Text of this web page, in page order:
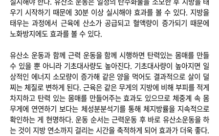
우기 시작하기 때문에 30분 이상 실시해야 효과를 볼 수 있다. 지방을
태우는 과정에서 근육에 산소가 공급되고 혈액량이 증가되기 때문에
노화방지에도 효과를 볼 수 있다.
유산소 운동과 함께 근력 운동을 함께 시행하면 탄력있는 몸매를 만들
수 있을 뿐 아니라 기초대사량도 높아진다. 기초대사량이 높아지면 일
상적인 에너지 소모량이 증가해 같은 양을 먹어도 결과적으로 살이 덜
찌는 체질로 변하게 된다. 근육은 같은 무게의 지방에 비해 부피를 적게
차지하고 탄력 있는 몸매를 만들어주는 효과도 있으므로 체중계 속 몸
무게에 연연하기 보다는 체성분분석기를 통해 체지방률을 지속적으로
확인하는 게 현명하다. 운동 순서는 근력운동 후 바로 유산소운동을 하
는 것이 지방 연소까지 걸리는 시간을 축적하게 되어 효과가 더욱 좋다.